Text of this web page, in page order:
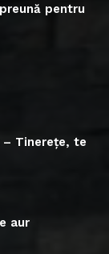
pentru
– Tinerețe, te
aur